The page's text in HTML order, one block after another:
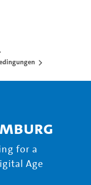
for a
Age